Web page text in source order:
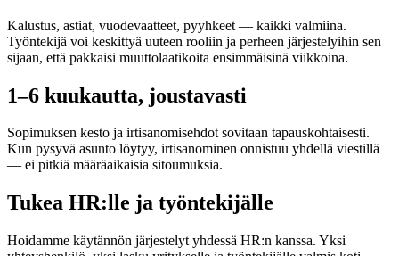
Kalustus, astiat, vuodevaatteet, pyyhkeet — kaikki valmiina.
Työntekijä voi keskittyä uuteen rooliin ja perheen järjestelyihin sen
sijaan, että pakkaisi muuttolaatikoita ensimmäisinä viikkoina.
1–6 kuukautta, joustavasti
Sopimuksen kesto ja irtisanomisehdot sovitaan tapauskohtaisesti.
Kun pysyvä asunto löytyy, irtisanominen onnistuu yhdellä viestillä
— ei pitkiä määräaikaisia sitoumuksia.
Tukea HR:lle ja työntekijälle
Hoidamme käytännön järjestelyt yhdessä HR:n kanssa. Yksi